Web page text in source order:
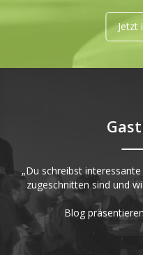
Jetzt
„Du schreibst
zugeschnitten sind und
Blog